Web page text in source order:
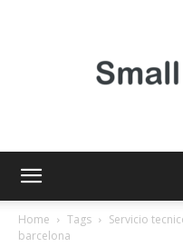
Home Tags
Servicio
barcelona